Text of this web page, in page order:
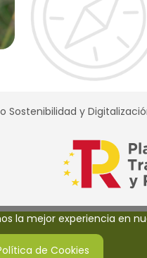
Sostenibilidad y Digitalización
la mejor experiencia en
de Cookies